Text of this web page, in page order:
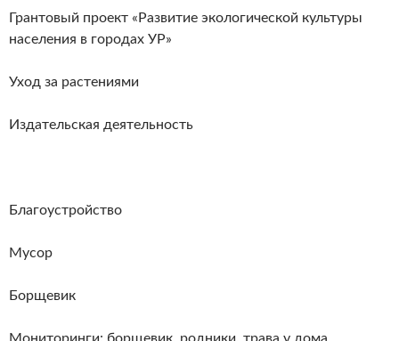
Грантовый проект «Развитие экологической культуры
населения в городах УР»
Уход за растениями
Издательская деятельность
Благоустройство
Мусор
Борщевик